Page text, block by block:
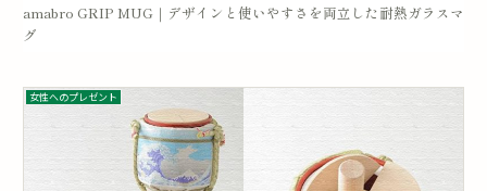
amabro GRIP MUG｜デザインと使いやすさを両立した耐熱ガラスマ
グ
女性へのプレゼント